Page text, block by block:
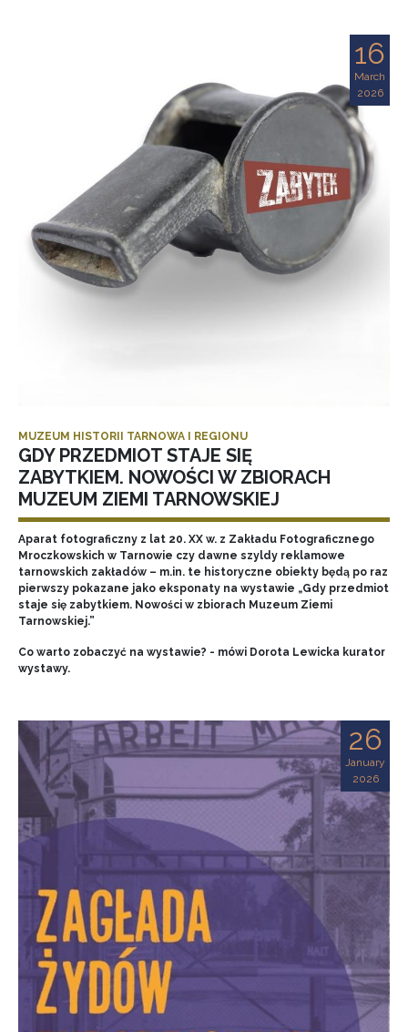
16
March
2026
MUZEUM HISTORII TARNOWA I REGIONU
GDY PRZEDMIOT STAJE SIĘ
ZABYTKIEM. NOWOŚCI W ZBIORACH
MUZEUM ZIEMI TARNOWSKIEJ
Aparat fotograficzny z lat 20. XX w. z Zakładu Fotograficznego
Mroczkowskich w Tarnowie czy dawne szyldy reklamowe
tarnowskich zakładów – m.in. te historyczne obiekty będą po raz
pierwszy pokazane jako eksponaty na wystawie „Gdy przedmiot
staje się zabytkiem. Nowości w zbiorach Muzeum Ziemi
Tarnowskiej.”
Co warto zobaczyć na wystawie? - mówi Dorota Lewicka kurator
wystawy.
26
January
2026